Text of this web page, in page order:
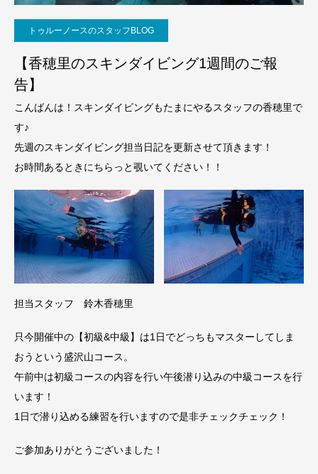
トゥルーノースのスタッフBLOG
【香穂里のスキンダイビング1週間のご報
告】
こんばんは！スキンダイビングもたまにやるスタッフの香穂里で
す♪
先週のスキンダイビング担当日記を更新させて頂きます！
お時間あるときにちらっと覗いてください！！
担当スタッフ 鈴木香穂里
只今開催中の【初級&中級】は1日でどっちもマスターしてしま
おうという盛沢山コース。
午前中は初級コースの内容を行い午後潜り込みの中級コースを行
います！
1日で潜り込める練習を行いますので是非チェックチェック！
ご参加ありがとうございました！